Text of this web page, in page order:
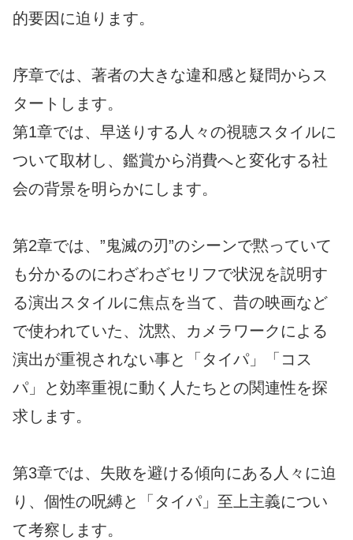
的要因に迫ります。
序章では、著者の大きな違和感と疑問からス
タートします。
第1章では、早送りする人々の視聴スタイルに
ついて取材し、鑑賞から消費へと変化する社
会の背景を明らかにします。
第2章では、”鬼滅の刃”のシーンで黙っていて
も分かるのにわざわざセリフで状況を説明す
る演出スタイルに焦点を当て、昔の映画など
で使われていた、沈黙、カメラワークによる
演出が重視されない事と「タイパ」「コス
パ」と効率重視に動く人たちとの関連性を探
求します。
第3章では、失敗を避ける傾向にある人々に迫
り、個性の呪縛と「タイパ」至上主義につい
て考察します。